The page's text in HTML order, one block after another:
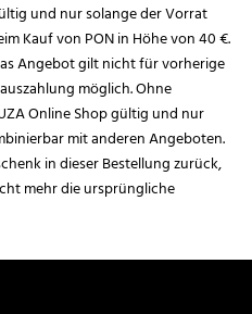
und nur solange der Vorrat
Kauf von PON in Höhe von 40 €.
Angebot gilt nicht für vorherige
möglich. Ohne
Online Shop gültig und nur
mit anderen Angeboten.
in dieser Bestellung zurück,
mehr die ursprüngliche